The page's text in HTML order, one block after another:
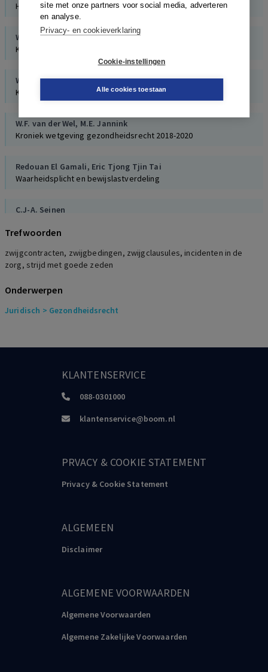
site met onze partners voor social media, adverteren
en analyse.
Privacy- en cookieverklaring
Cookie-instellingen
Alle cookies toestaan
Het verbod op zwijgcontracten in de zorg
W.F. van der Wel,M.E. Jannink
Kroniek wetgeving gezondheidsrecht 2023
W.F. van der Wel,M.E. Jannink
Kroniek wetgeving gezondheidsrecht 2021
W.F. van der Wel, M.E. Jannink
Kroniek wetgeving gezondheidsrecht 2018-2020
Redouan El Gamali, Eric Tjong Tjin Tai
Waarheidsplicht en bewijslastverdeling
C.J-A. Seinen
Trefwoorden
zwijgcontracten, zwijgbedingen, zwijgclausules, incidenten in de
zorg, strijd met goede zeden
Onderwerpen
Juridisch > Gezondheidsrecht
KLANTENSERVICE
088-0301000
klantenservice@boom.nl
PRVACY & COOKIE STATEMENT
Privacy & Cookie Statement
ALGEMEEN
Disclaimer
ALGEMENE VOORWAARDEN
Algemene Voorwaarden
Algemene Zakelijke Voorwaarden